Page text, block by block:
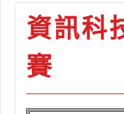
資訊科
賽